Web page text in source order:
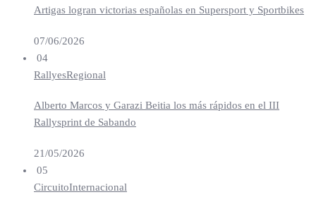
Artigas logran victorias españolas en Supersport y Sportbikes
07/06/2026
04
RallyesRegional
Alberto Marcos y Garazi Beitia los más rápidos en el III
Rallysprint de Sabando
21/05/2026
05
CircuitoInternacional